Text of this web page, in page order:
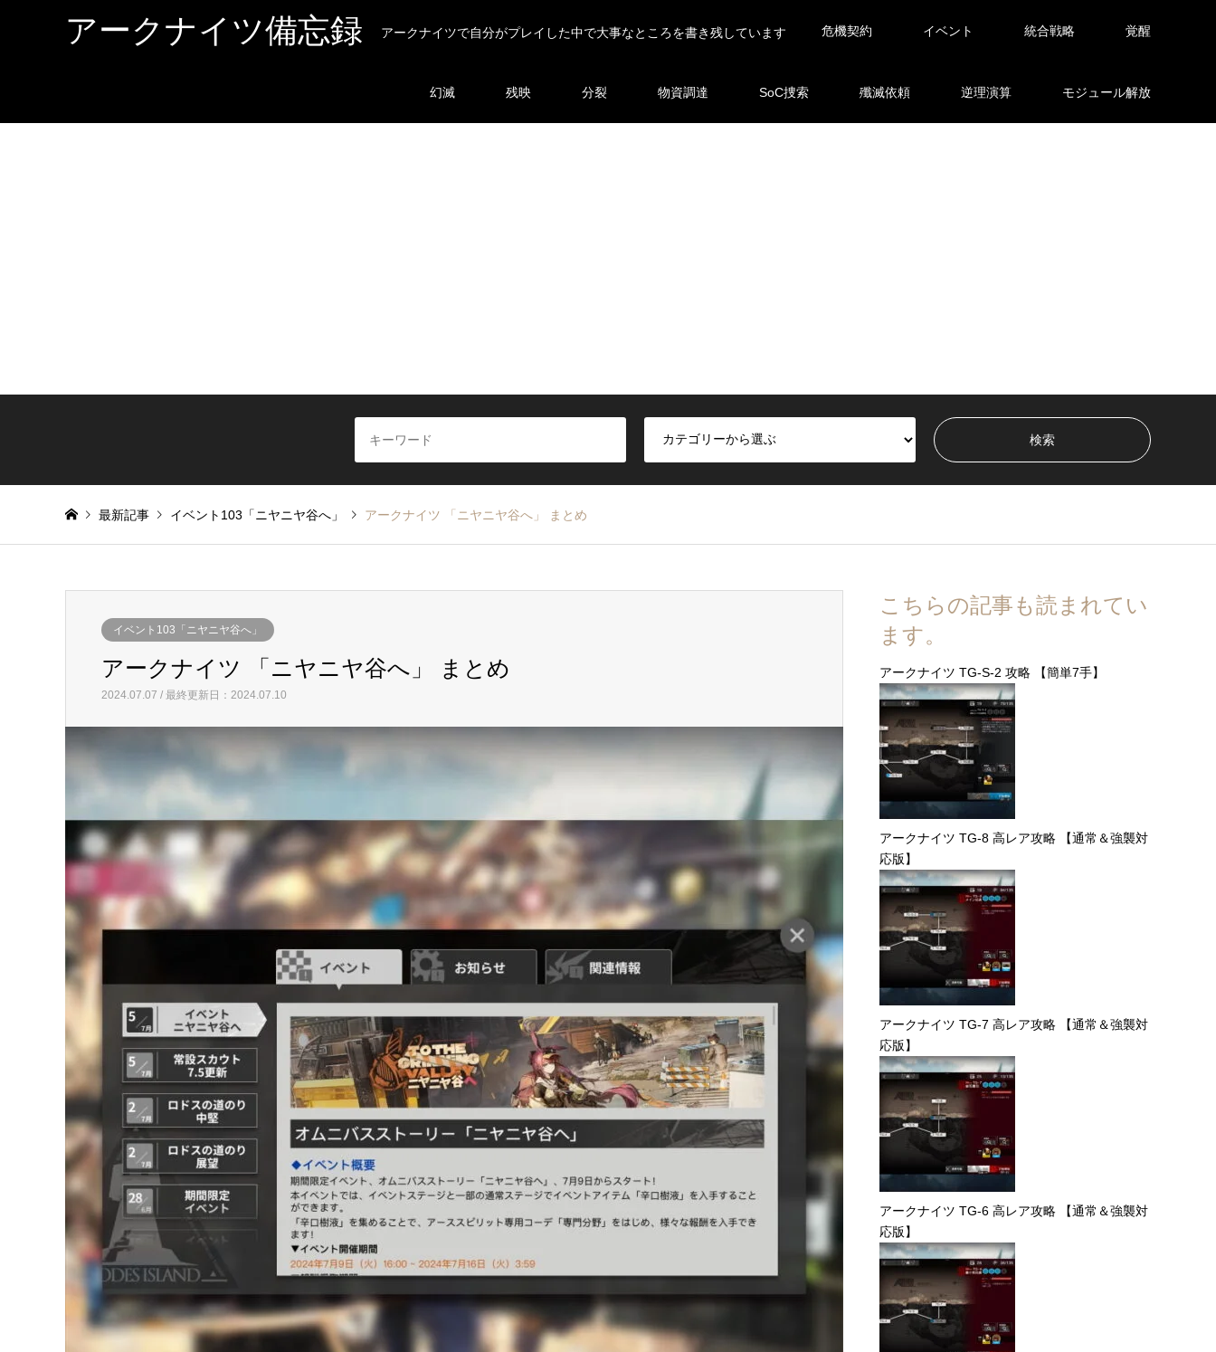
アークナイツ備忘録 アークナイツで自分がプレイした中で大事なところを書き残しています 危機契約 イベント 統合戦略 覚醒
幻滅 残映 分裂 物資調達 SoC捜索 殲滅依頼 逆理演算 モジュール解放
最新記事 イベント103「ニヤニヤ谷へ」 アークナイツ 「ニヤニヤ谷へ」 まとめ
イベント103「ニヤニヤ谷へ」
アークナイツ 「ニヤニヤ谷へ」 まとめ
2024.07.07 / 最終更新日：2024.07.10
こちらの記事も読まれてい
ます。
アークナイツ TG-S-2 攻略 【簡単7手】
アークナイツ TG-8 高レア攻略 【通常＆強襲対
応版】
アークナイツ TG-7 高レア攻略 【通常＆強襲対
応版】
アークナイツ TG-6 高レア攻略 【通常＆強襲対
応版】